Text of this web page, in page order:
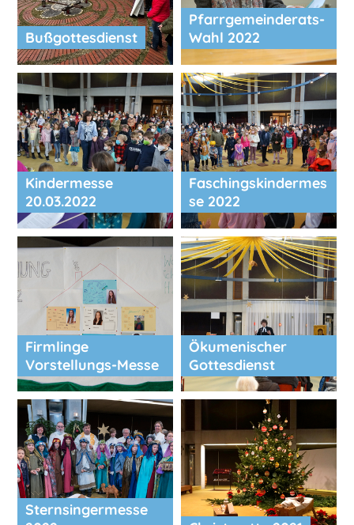
Bußgottesdienst
Pfarrgemeinderats-
Wahl 2022
Kindermesse
20.03.2022
Faschingskindermes
se 2022
Firmlinge
Vorstellungs-Messe
Ökumenischer
Gottesdienst
Sternsingermesse